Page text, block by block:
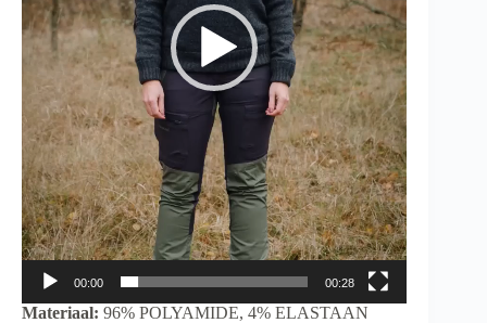
00:00 00:28
Materiaal: 96% POLYAMIDE, 4% ELASTAAN